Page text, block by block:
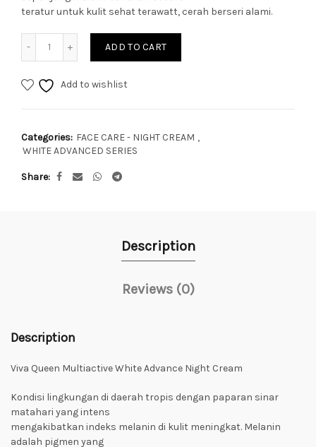
teratur untuk kulit sehat terawatt, cerah berseri alami.
Quantity
ADD TO CART
Add to wishlist
Categories: FACE CARE - NIGHT CREAM ,
WHITE ADVANCED SERIES
Share
Description
Reviews (0)
Description
Viva Queen Multiactive White Advance Night Cream
Kondisi lingkungan di daerah tropis dengan paparan sinar
matahari yang intens
mengakibatkan indeks melanin di kulit meningkat. Melanin
adalah pigmen yang